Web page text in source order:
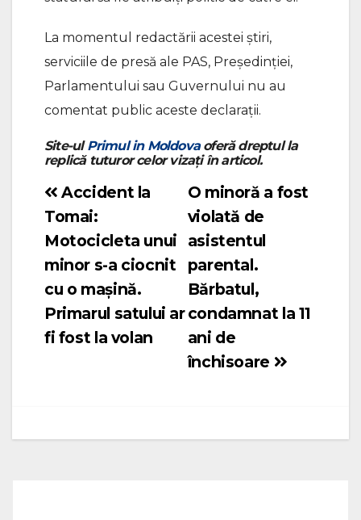
La momentul redactării acestei știri,
serviciile de presă ale PAS, Președinției,
Parlamentului sau Guvernului nu au
comentat public aceste declarații.
Site-ulPrimul in Moldovaoferă dreptul la
replică tuturor celor vizați în articol.
Navigare
în
articole
O minoră a fost
violată de
asistentul
parental.
Bărbatul,
condamnat la 11
ani de
închisoare
Accident la
Tomai:
Motocicleta unui
minor s-a ciocnit
cu o mașină.
Primarul satului ar
fi fost la volan